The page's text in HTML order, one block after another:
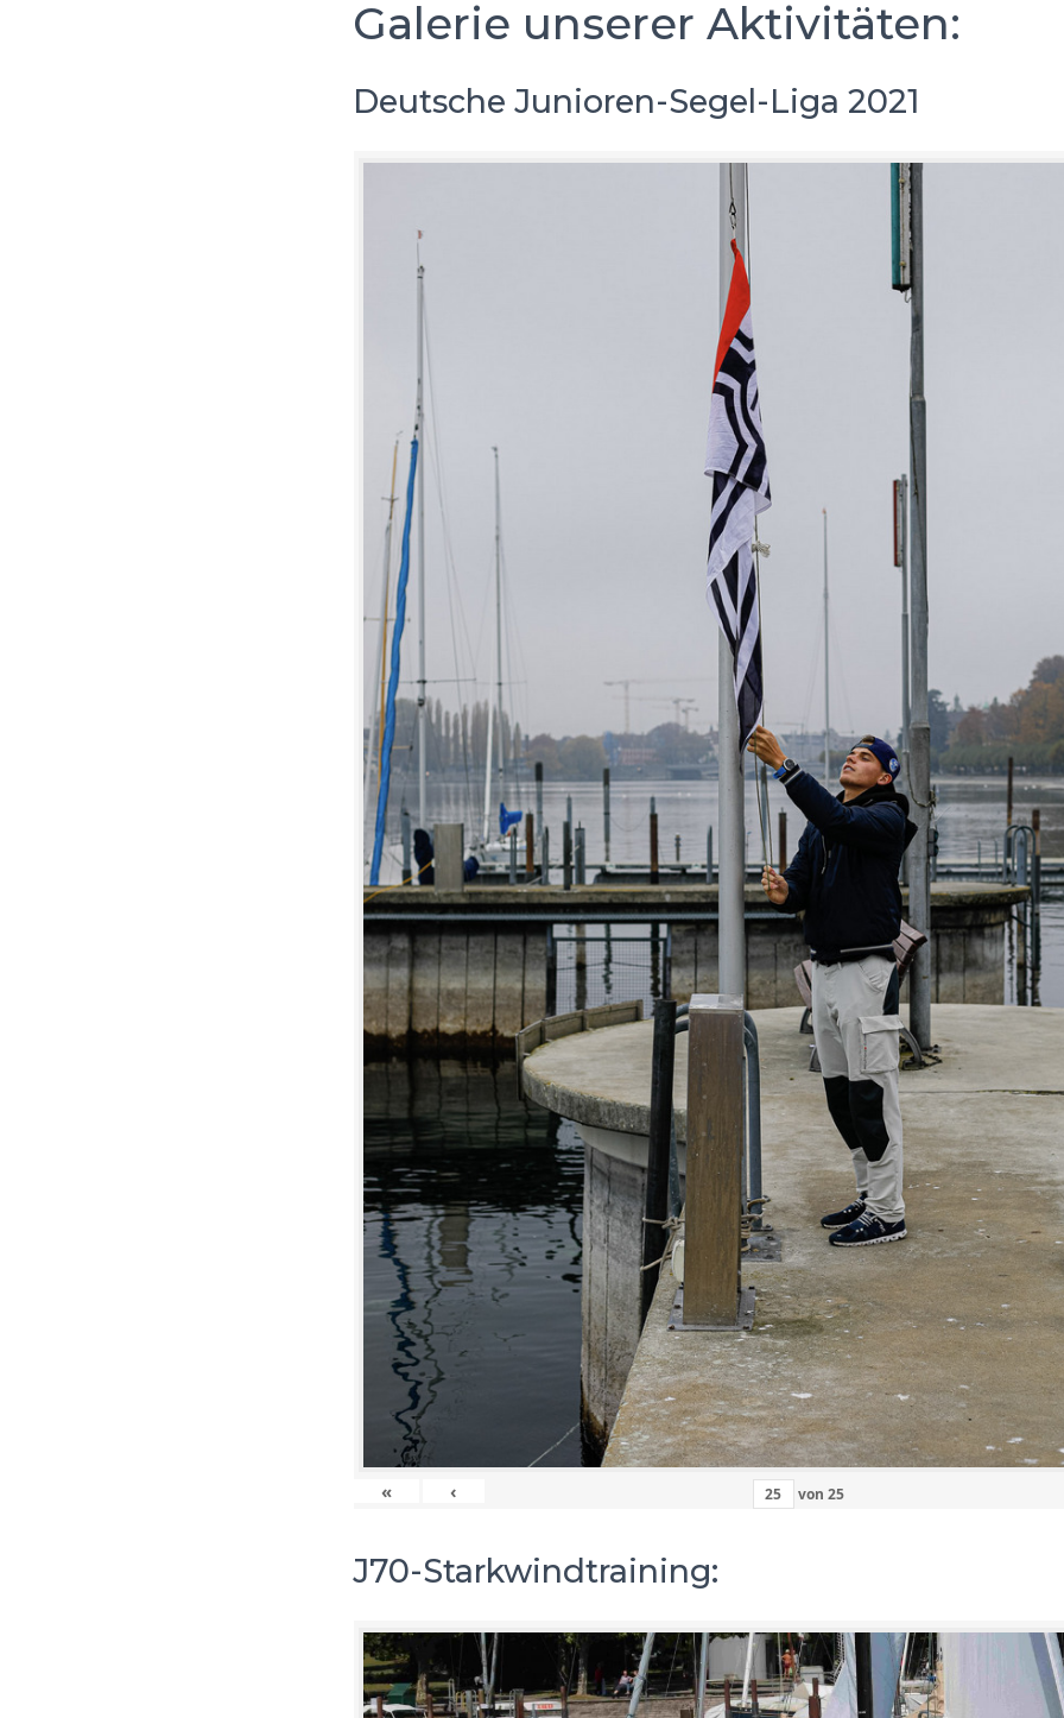
Galerie unserer Aktivitäten:
Deutsche Junioren-Segel-Liga 2021
« ‹ von 25
J70-Starkwindtraining: